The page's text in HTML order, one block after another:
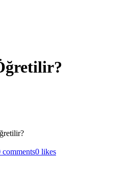
comments0 likes